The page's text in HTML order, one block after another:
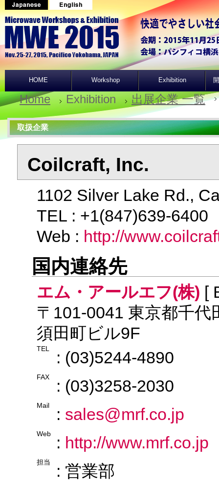
HOME Workshop Exhibition
Home Exhibition 出展企業 一覧
取扱企業
Coilcraft, Inc.
1102 Silver Lake Rd.,
TEL : +1(847)639-
Web : http://
国内連絡先
エム・アールエフ(株) [
〒101-0041 東京都千
須田町ビル9F
TEL : (03)5244-4890
FAX : (03)3258-2030
Mail : sales@mrf.co.jp
Web : http://www.mrf.co.jp
担当 : 営業部